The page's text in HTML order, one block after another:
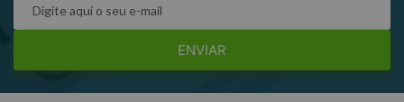
ENVIAR